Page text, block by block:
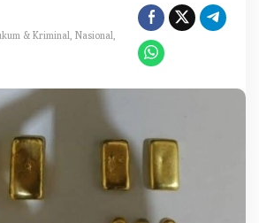
s
a
r
m
a
s
r
y
a
& Kriminal Nasional